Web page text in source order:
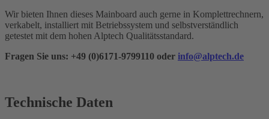
Wir bieten Ihnen dieses Mainboard auch gerne in Komplettrechnern,
verkabelt, installiert mit Betriebssystem und selbstverständlich
getestet mit dem hohen Alptech Qualitätsstandard.
Fragen Sie uns: +49 (0)6171-9799110 oder info@alptech.de
Technische Daten